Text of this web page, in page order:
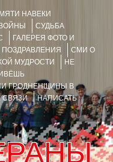
НАВЕКИ
СУДЬБА
ГАЛЕРЕЯ ФОТО И
ПОЗДРАВЛЕНИЯ
СМИ О
МУДРОСТИ
НЕ
ГРОДНЕНЩИНЫ В
НАПИСАТЬ